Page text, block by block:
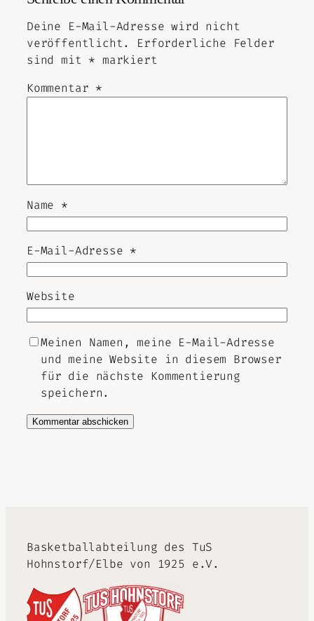
Deine E-Mail-Adresse wird nicht
veröffentlicht.
Erforderliche Felder
sind mit * markiert
Kommentar *
Name *
E-Mail-Adresse *
Website
Meinen Namen, meine E-Mail-Adresse
und meine Website in diesem Browser
für die nächste Kommentierung
speichern.
Basketballabteilung des TuS
Hohnstorf/Elbe von 1925 e.V.